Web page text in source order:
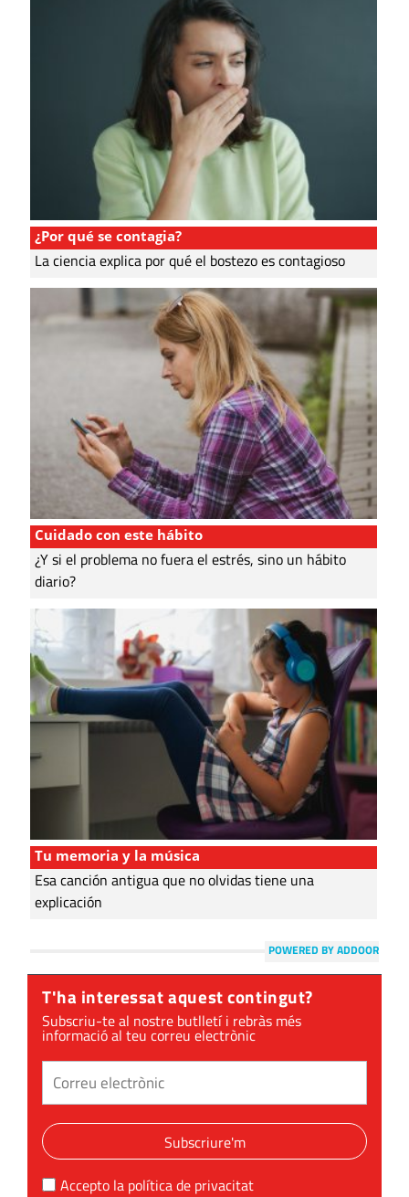
¿Por qué se contagia?
La ciencia explica por qué el bostezo es contagioso
Cuidado con este hábito
¿Y si el problema no fuera el estrés, sino un hábito
diario?
Tu memoria y la música
Esa canción antigua que no olvidas tiene una
explicación
POWERED BY ADDOOR
T'ha interessat aquest contingut?
Subscriu-te al nostre butlletí i rebràs més
informació al teu correu electrònic
Subscriure'm
Accepto la política de privacitat